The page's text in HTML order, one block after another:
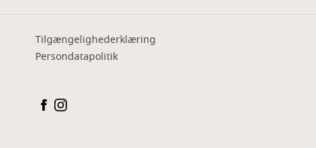
Tilgængelighederklæring
Persondatapolitik